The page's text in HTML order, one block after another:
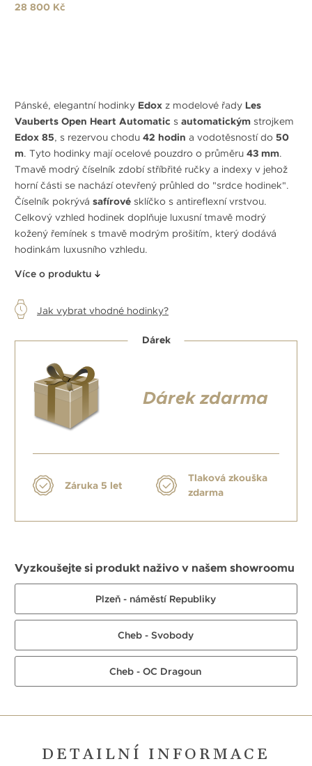
28 800 Kč
Pánské, elegantní hodinky Edox z modelové řady Les
Vauberts Open Heart Automatic s automatickým strojkem
Edox 85, s rezervou chodu 42 hodin a vodotěsností do 50
m. Tyto hodinky mají ocelové pouzdro o průměru 43 mm.
Tmavě modrý číselník zdobí stříbřité ručky a indexy v jehož
horní části se nachází otevřený průhled do "srdce hodinek".
Číselník pokrývá safírové sklíčko s antireflexní vrstvou.
Celkový vzhled hodinek doplňuje luxusní tmavě modrý
kožený řemínek s tmavě modrým prošitím, který dodává
hodinkám luxusního vzhledu.
Více o produktu
Jak vybrat vhodné hodinky?
Dárek
Dárek zdarma
Záruka 5 let
Tlaková zkouška
zdarma
Vyzkoušejte si produkt naživo v našem showroomu
Plzeň - náměstí Republiky
Cheb - Svobody
Cheb - OC Dragoun
DETAILNÍ INFORMACE